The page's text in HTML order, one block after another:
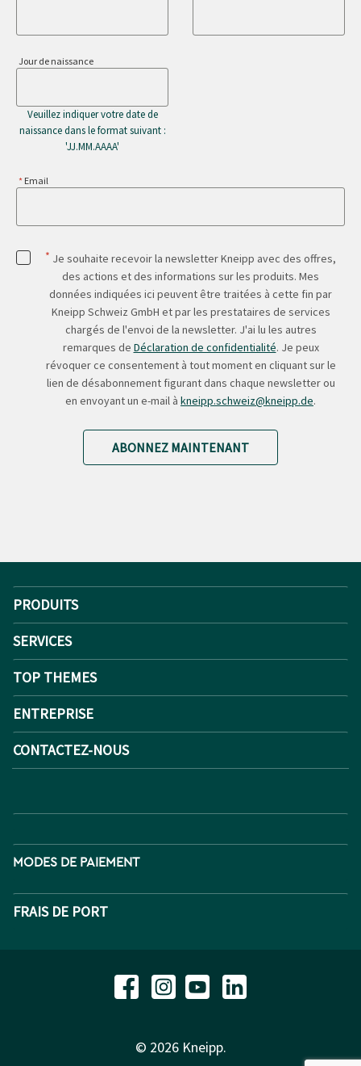
Jour de naissance
Veuillez indiquer votre date de
naissance dans le format suivant :
'JJ.MM.AAAA'
Email
* Je souhaite recevoir la newsletter Kneipp avec des offres,
des actions et des informations sur les produits. Mes
données indiquées ici peuvent être traitées à cette fin par
Kneipp Schweiz GmbH et par les prestataires de services
chargés de l'envoi de la newsletter. J'ai lu les autres
remarques de Déclaration de confidentialité. Je peux
révoquer ce consentement à tout moment en cliquant sur le
lien de désabonnement figurant dans chaque newsletter ou
en envoyant un e-mail à kneipp.schweiz@kneipp.de.
ABONNEZ MAINTENANT
PRODUITS
SERVICES
TOP THEMES
ENTREPRISE
CONTACTEZ-NOUS
MODES DE PAIEMENT
FRAIS DE PORT
© 2026 Kneipp.